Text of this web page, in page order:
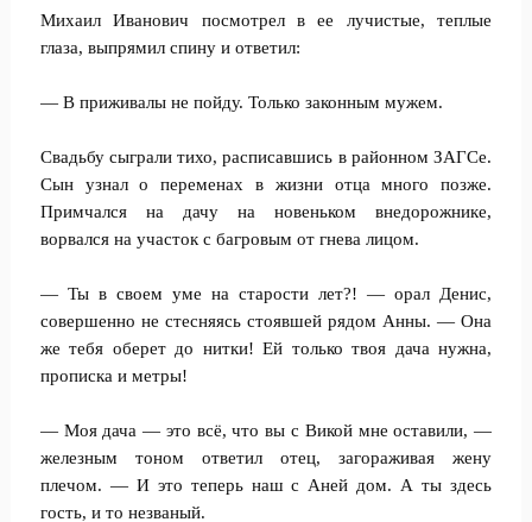
Михаил Иванович посмотрел в ее лучистые, теплые
глаза, выпрямил спину и ответил:
— В приживалы не пойду. Только законным мужем.
Свадьбу сыграли тихо, расписавшись в районном ЗАГСе.
Сын узнал о переменах в жизни отца много позже.
Примчался на дачу на новеньком внедорожнике,
ворвался на участок с багровым от гнева лицом.
— Ты в своем уме на старости лет?! — орал Денис,
совершенно не стесняясь стоявшей рядом Анны. — Она
же тебя оберет до нитки! Ей только твоя дача нужна,
прописка и метры!
— Моя дача — это всё, что вы с Викой мне оставили, —
железным тоном ответил отец, загораживая жену
плечом. — И это теперь наш с Аней дом. А ты здесь
гость, и то незваный.